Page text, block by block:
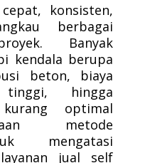
konsisten,
berbagai
Banyak
kendala berupa
beton, biaya
hingga
optimal
metode
mengatasi
jual self